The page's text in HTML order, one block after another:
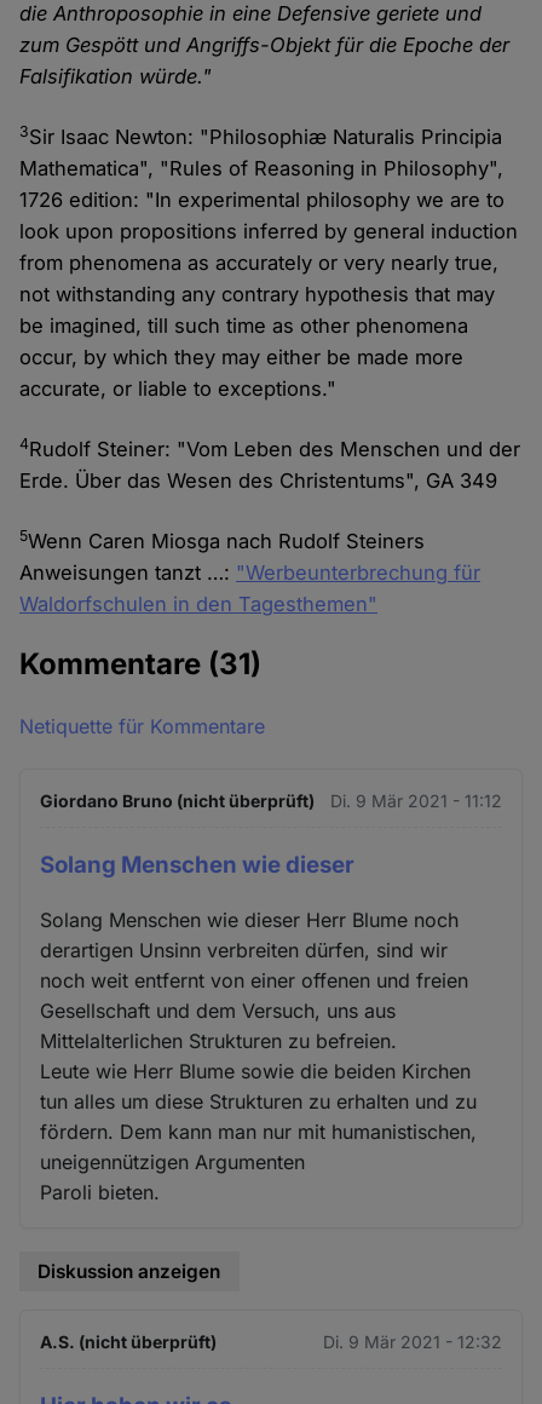
die Anthroposophie in eine Defensive geriete und
zum Gespött und Angriffs-Objekt für die Epoche der
Falsifikation würde."
3Sir Isaac Newton: "Philosophiæ Naturalis Principia
Mathematica", "Rules of Reasoning in Philosophy",
1726 edition: "In experimental philosophy we are to
look upon propositions inferred by general induction
from phenomena as accurately or very nearly true,
not withstanding any contrary hypothesis that may
be imagined, till such time as other phenomena
occur, by which they may either be made more
accurate, or liable to exceptions."
4Rudolf Steiner: "Vom Leben des Menschen und der
Erde. Über das Wesen des Christentums", GA 349
5Wenn Caren Miosga nach Rudolf Steiners
Anweisungen tanzt …: "Werbeunterbrechung für
Waldorfschulen in den Tagesthemen"
Kommentare (31)
Netiquette für Kommentare
Giordano Bruno (nicht überprüft) Di. 9 Mär 2021 - 11:12
Solang Menschen wie dieser
Solang Menschen wie dieser Herr Blume noch
derartigen Unsinn verbreiten dürfen, sind wir
noch weit entfernt von einer offenen und freien
Gesellschaft und dem Versuch, uns aus
Mittelalterlichen Strukturen zu befreien.
Leute wie Herr Blume sowie die beiden Kirchen
tun alles um diese Strukturen zu erhalten und zu
fördern. Dem kann man nur mit humanistischen,
uneigennützigen Argumenten
Paroli bieten.
Diskussion anzeigen
A.S. (nicht überprüft) Di. 9 Mär 2021 - 12:32